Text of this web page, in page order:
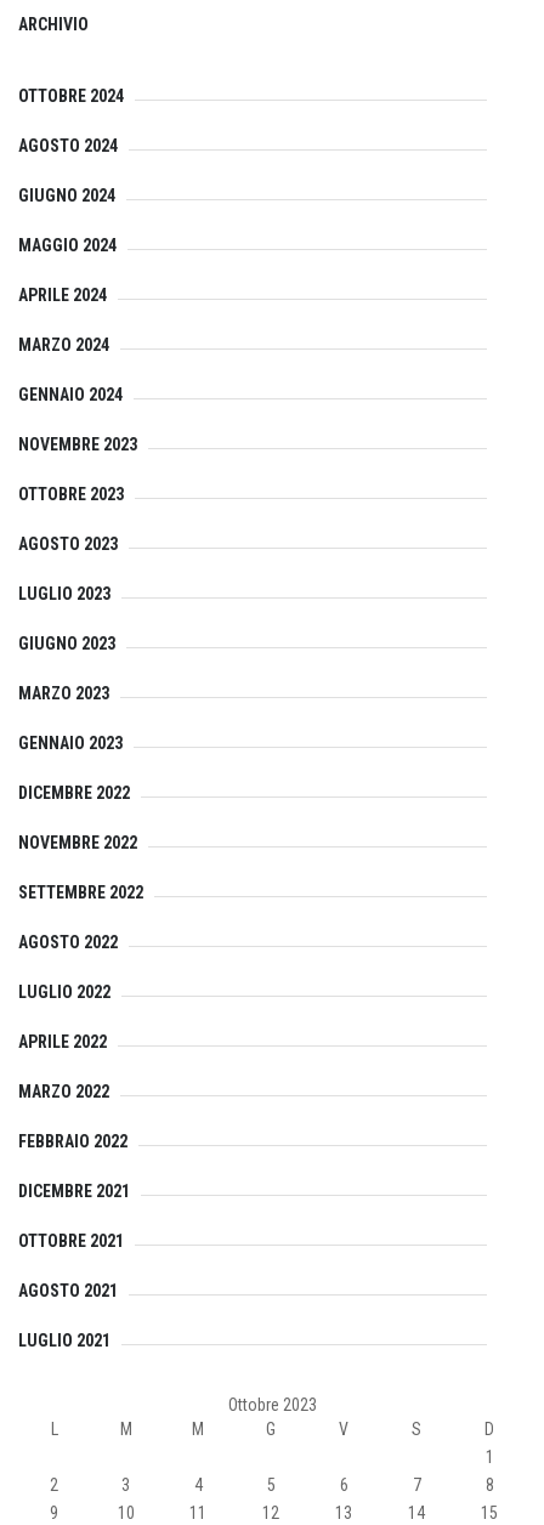
ARCHIVIO
OTTOBRE 2024
AGOSTO 2024
GIUGNO 2024
MAGGIO 2024
APRILE 2024
MARZO 2024
GENNAIO 2024
NOVEMBRE 2023
OTTOBRE 2023
AGOSTO 2023
LUGLIO 2023
GIUGNO 2023
MARZO 2023
GENNAIO 2023
DICEMBRE 2022
NOVEMBRE 2022
SETTEMBRE 2022
AGOSTO 2022
LUGLIO 2022
APRILE 2022
MARZO 2022
FEBBRAIO 2022
DICEMBRE 2021
OTTOBRE 2021
AGOSTO 2021
LUGLIO 2021
Ottobre 2023
M M G V S
D
1
2
3 4 5 6 7
8
9
10 11 12 13 14 15